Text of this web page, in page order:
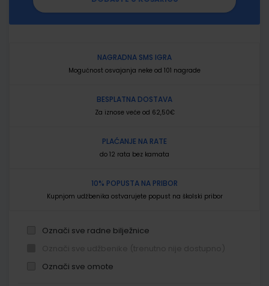
NAGRADNA SMS IGRA
Mogućnost osvajanja neke od 101 nagrade
BESPLATNA DOSTAVA
Za iznose veće od 62,50€
PLAĆANJE NA RATE
do 12 rata bez kamata
10% POPUSTA NA PRIBOR
Kupnjom udžbenika ostvarujete popust na školski pribor
Označi sve radne bilježnice
Označi sve omote